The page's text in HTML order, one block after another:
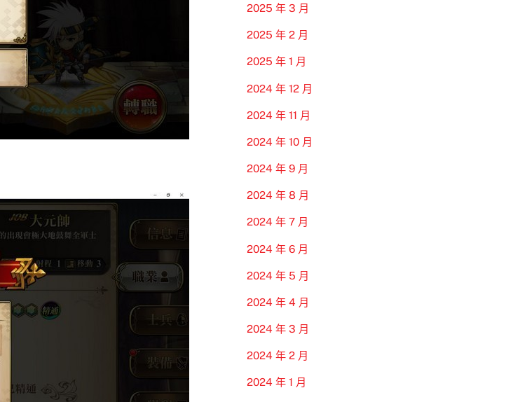
2025 年 3 月
2025 年 2 月
2025 年 1 月
2024 年 12 月
2024 年 11 月
2024 年 10 月
2024 年 9 月
2024 年 8 月
2024 年 7 月
2024 年 6 月
2024 年 5 月
2024 年 4 月
2024 年 3 月
2024 年 2 月
2024 年 1 月